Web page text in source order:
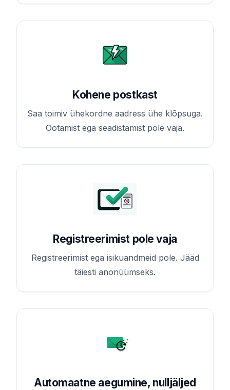
Kohene postkast
Saa toimiv ühekordne aadress ühe klõpsuga.
Ootamist ega seadistamist pole vaja.
Registreerimist pole vaja
Registreerimist ega isikuandmeid pole. Jääd
täiesti anonüümseks.
Automaatne aegumine, nulljäljed